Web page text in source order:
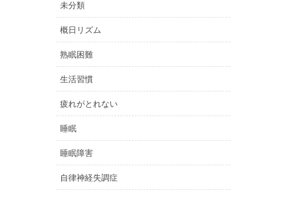
未分類
概日リズム
熟眠困難
生活習慣
疲れがとれない
睡眠
睡眠障害
自律神経失調症